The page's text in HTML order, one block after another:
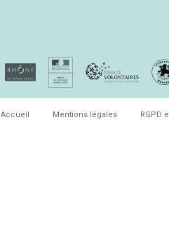
Accueil Mentions légales RGPD